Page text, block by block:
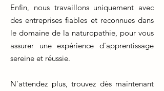
Enfin, nous travaillons uniquement avec
des entreprises fiables et reconnues dans
le domaine de la naturopathie, pour vous
assurer une expérience d'apprentissage
sereine et réussie.
N'attendez plus, trouvez dès maintenant